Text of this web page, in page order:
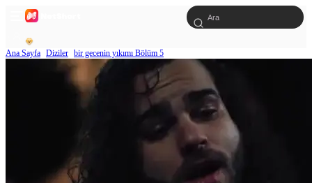
Ana Sayfa Diziler bir gecenin yıkımı Bölüm 5